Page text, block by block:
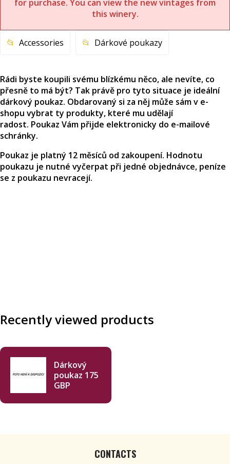
for purchase. You can view the new vintages from
this winery.
Accessories Dárkové poukazy
Rádi byste koupili svému blízkému něco, ale nevíte, co
přesně to má být? Tak právě pro tyto situace je ideální
dárkový poukaz. Obdarovaný si za něj může sám v e-
shopu vybrat ty produkty, které mu udělají
radost. Poukaz Vám přijde elektronicky do e-mailové
schránky.
Poukaz je platný 12 měsíců od zakoupení. Hodnotu
poukazu je nutné vyčerpat při jedné objednávce, peníze
se z poukazu nevracejí.
Recently viewed products
Dárkový
poukaz 175
GBP
CONTACTS